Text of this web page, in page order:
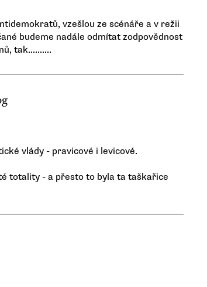
vzešlou ze scénáře a v režii
budeme nadále odmítat zodpovědnost
tak..........
vlády - pravicové i levicové.
totality - a přesto to byla ta taškařice